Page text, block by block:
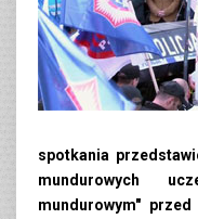
spotkania
mundurowych
mundurowym"